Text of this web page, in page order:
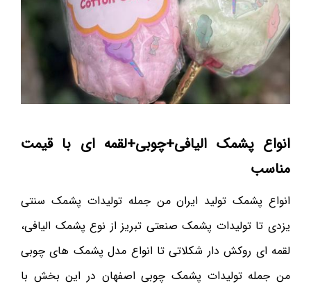
انواع پشمک الیافی+چوبی+لقمه ای با قیمت
مناسب
انواع پشمک تولید ایران من جمله تولیدات پشمک سنتی
یزدی تا تولیدات پشمک صنعتی تبریز از نوع پشمک الیافی،
لقمه ای روکش دار شکلاتی تا انواع مدل پشمک های چوبی
من جمله تولیدات پشمک چوبی اصفهان در این بخش با